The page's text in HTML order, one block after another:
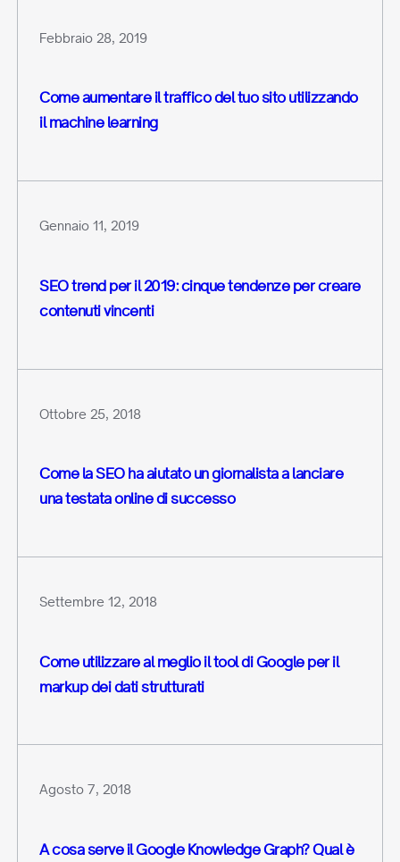
Febbraio 28, 2019
Come aumentare il traffico del tuo sito utilizzando
il machine learning
Gennaio 11, 2019
SEO trend per il 2019: cinque tendenze per creare
contenuti vincenti
Ottobre 25, 2018
Come la SEO ha aiutato un giornalista a lanciare
una testata online di successo
Settembre 12, 2018
Come utilizzare al meglio il tool di Google per il
markup dei dati strutturati
Agosto 7, 2018
A cosa serve il Google Knowledge Graph? Qual è